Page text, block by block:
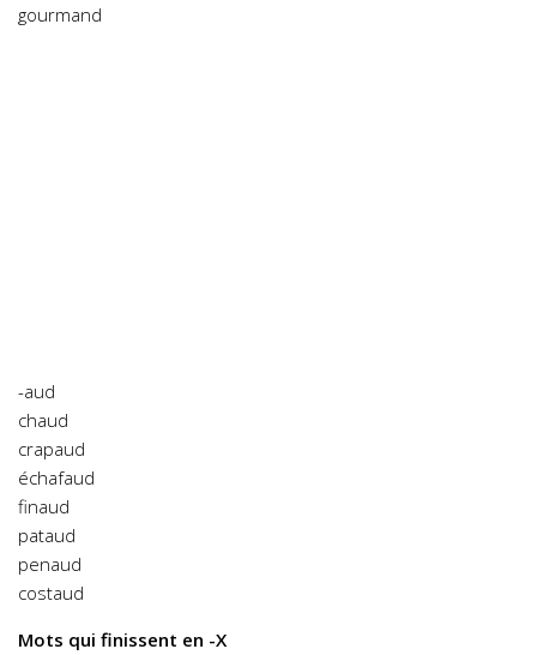
gourmand
-aud
chaud
crapaud
échafaud
finaud
pataud
penaud
costaud
Mots qui finissent en -X